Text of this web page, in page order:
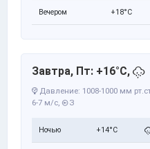
Вечером +18°C
Завтра, Пт: +16°C,
Давление: 1008-1000 мм
6-7 м/с,
З
Ночью +14°C